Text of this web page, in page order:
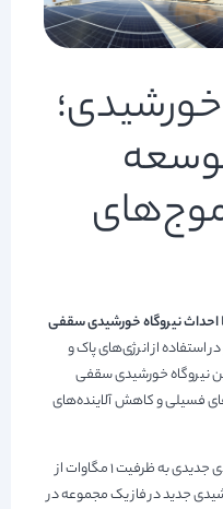
خورشیدی؛
موج‌های
احداث نیروگاه خورشیدی سقفی
در سال ۱۴۰۳، پیشرو در استفاده از انرژی‌های پاک و
نیروگاه خورشیدی سقفی
و کاهش آلاینده‌های
در سال ۱۴۰۴، مجوز احداث نیروگاه خورشیدی جدیدی به ظرفیت ۱ مگاوات از
جدید در فاز یک مجموعه در